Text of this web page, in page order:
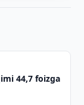
44,7 foizga